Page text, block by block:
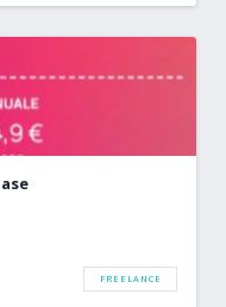
FREELANCE